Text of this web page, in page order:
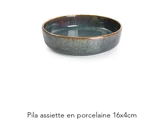
Pila assiette en porcelaine 16x4cm